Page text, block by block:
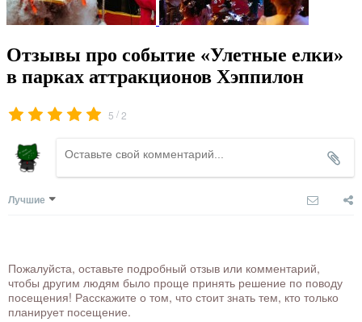
Отзывы про событие «Улетные елки»
в парках аттракционов Хэппилон
5 /2
Лучшие
Пожалуйста, оставьте подробный отзыв или комментарий,
чтобы другим людям было проще принять решение по поводу
посещения! Расскажите о том, что стоит знать тем, кто только
планирует посещение.